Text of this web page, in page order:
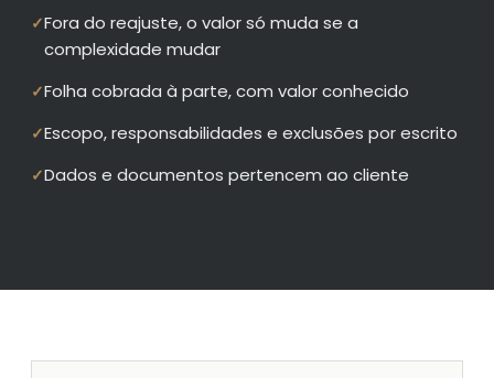
✓Fora do reajuste, o valor só muda se a
complexidade mudar
✓Folha cobrada à parte, com valor conhecido
✓Escopo, responsabilidades e exclusões por escrito
✓Dados e documentos pertencem ao cliente